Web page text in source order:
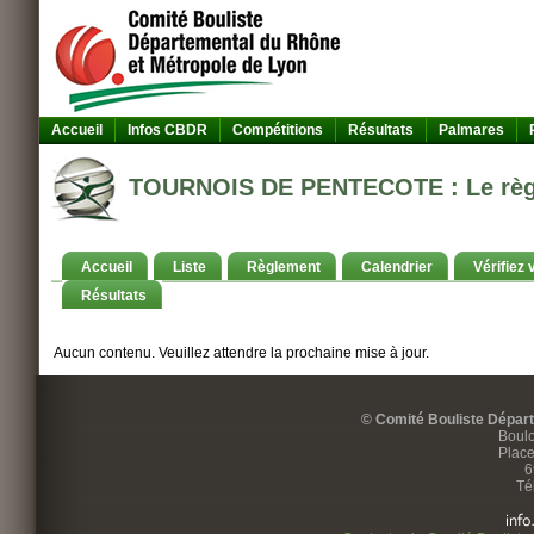
Accueil Infos CBDR Compétitions Résultats Palmares
TOURNOIS DE PENTECOTE : Le
Accueil Liste Règlement Calendrier
Vérifiez
Résultats
Aucun contenu. Veuillez attendre la prochaine mise à jour.
© Comité Bouliste